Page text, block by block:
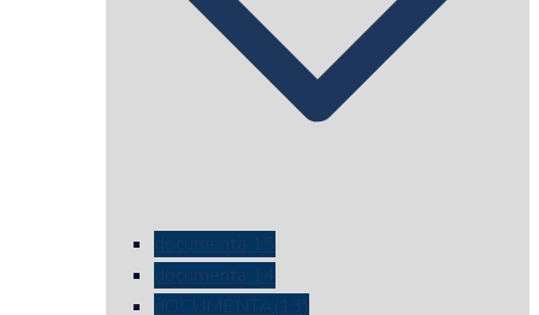
documenta 15
documenta 14
dOCUMENTA(13)